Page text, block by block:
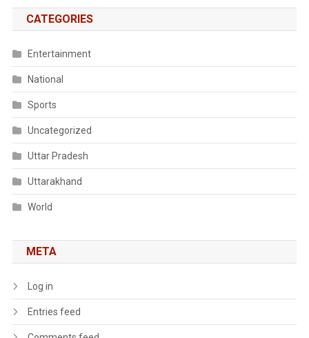
CATEGORIES
Entertainment
National
Sports
Uncategorized
Uttar Pradesh
Uttarakhand
World
META
Log in
Entries feed